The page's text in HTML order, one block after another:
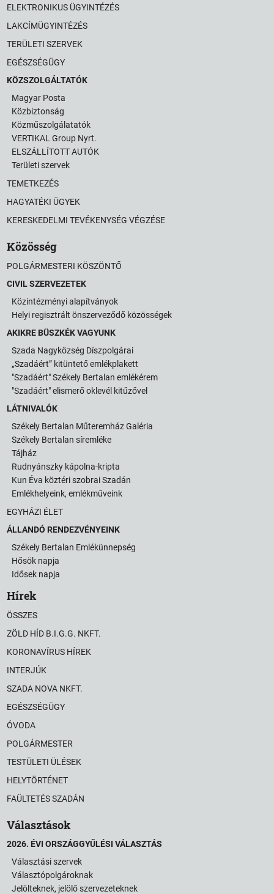
ELEKTRONIKUS ÜGYINTÉZÉS
LAKCÍMÜGYINTÉZÉS
TERÜLETI SZERVEK
EGÉSZSÉGÜGY
KÖZSZOLGÁLTATÓK
Magyar Posta
Közbiztonság
Közműszolgálatatók
VERTIKAL Group Nyrt.
ELSZÁLLÍTOTT AUTÓK
Területi szervek
TEMETKEZÉS
HAGYATÉKI ÜGYEK
KERESKEDELMI TEVÉKENYSÉG VÉGZÉSE
Közösség
POLGÁRMESTERI KÖSZÖNTŐ
CIVIL SZERVEZETEK
Közintézményi alapítványok
Helyi regisztrált önszerveződő közösségek
AKIKRE BÜSZKÉK VAGYUNK
Szada Nagyközség Díszpolgárai
„Szadáért” kitüntető emlékplakett
"Szadáért" Székely Bertalan emlékérem
"Szadáért" elismerő oklevél kitűzővel
LÁTNIVALÓK
Székely Bertalan Műteremház Galéria
Székely Bertalan síremléke
Tájház
Rudnyánszky kápolna-kripta
Kun Éva köztéri szobrai Szadán
Emlékhelyeink, emlékműveink
EGYHÁZI ÉLET
ÁLLANDÓ RENDEZVÉNYEINK
Székely Bertalan Emlékünnepség
Hősök napja
Idősek napja
Hírek
ÖSSZES
ZÖLD HÍD B.I.G.G. NKFT.
KORONAVÍRUS HÍREK
INTERJÚK
SZADA NOVA NKFT.
EGÉSZSÉGÜGY
ÓVODA
POLGÁRMESTER
TESTÜLETI ÜLÉSEK
HELYTÖRTÉNET
FAÜLTETÉS SZADÁN
Választások
2026. ÉVI ORSZÁGGYŰLÉSI VÁLASZTÁS
Választási szervek
Választópolgároknak
Jelölteknek, jelölő szervezeteknek